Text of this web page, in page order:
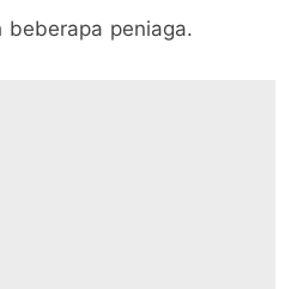
beberapa peniaga.